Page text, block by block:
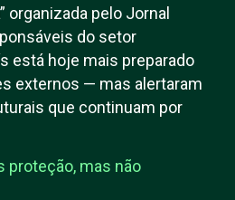
organizada pelo Jornal
do setor
está hoje mais preparado
externos — mas alertaram
que continuam por
proteção, mas não